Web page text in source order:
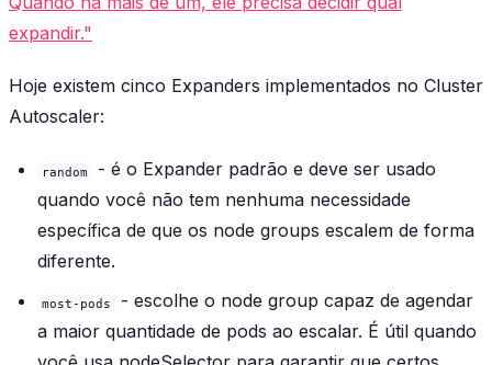
expandir."
Hoje existem cinco Expanders implementados no Cluster
Autoscaler:
random
- é o Expander padrão e deve ser usado
quando você não tem nenhuma necessidade
específica de que os node groups escalem de forma
diferente.
most-pods
- escolhe o node group capaz de agendar
a maior quantidade de pods ao escalar. É útil quando